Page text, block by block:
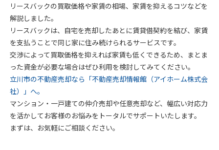
リースバックの買取価格や家賃の相場、家賃を抑えるコツなどを
解説しました。
リースバックは、自宅を売却したあとに賃貸借契約を結び、家賃
を支払うことで同じ家に住み続けられるサービスです。
交渉によって買取価格を抑えれば家賃も低くできるため、まとま
った資金が必要な場合はぜひ利用を検討してみてください。
立川市の不動産売却なら「不動産売却情報館（アイホーム株式会
社）」へ。
マンション・一戸建ての仲介売却や任意売却など、幅広い対応力
を活かしてお客様のお悩みをトータルでサポートいたします。
まずは、お気軽にご相談ください。